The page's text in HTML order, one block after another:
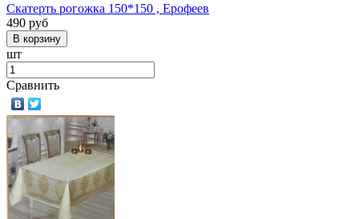
Скатерть рогожка 150*150 , Ерофеев
490 руб
шт
Сравнить